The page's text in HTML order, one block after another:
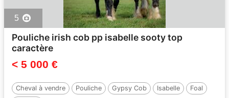
5
Pouliche irish cob pp isabelle sooty top
caractère
< 5 000 €
Cheval à vendre Pouliche Gypsy Cob Isabelle
Foal